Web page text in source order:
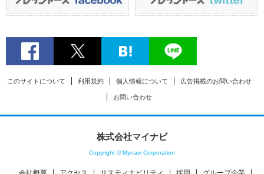
このサイトについて 利用規約 個人情報について 広告掲載のお問い合わせ
お問い合わせ
株式会社マイナビ
Copyright © Mynavi Corporation